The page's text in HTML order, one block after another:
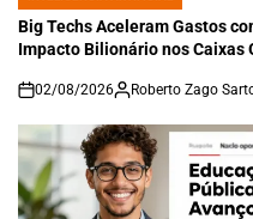
POSTED
IN
Big Techs Aceleram Gastos
Impacto Bilionário nos Caixas
on
02/08/2026 Roberto Zago